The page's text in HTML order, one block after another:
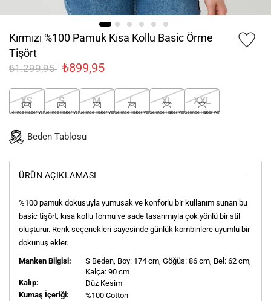
Kırmızı %100 Pamuk Kısa Kollu Basic Örme
Tişört
₺1.299,95 ₺899,95
XS
Gelince Haber Ver
S
Gelince Haber Ver
M
Gelince Haber Ver
L
Gelince Haber Ver
XL
Gelince Haber Ver
XXL
Gelince Haber Ver
Beden Tablosu
ÜRÜN AÇIKLAMASI
%100 pamuk dokusuyla yumuşak ve konforlu bir kullanım sunan bu
basic tişört, kısa kollu formu ve sade tasarımıyla çok yönlü bir stil
oluşturur. Renk seçenekleri sayesinde günlük kombinlere uyumlu bir
dokunuş ekler.
Manken Bilgisi:
S Beden, Boy: 174 cm, Göğüs: 86 cm, Bel: 62 cm,
Kalça: 90 cm
Kalıp:
Düz Kesim
Kumaş İçeriği:
%100 Cotton